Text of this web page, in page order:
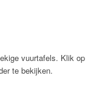
vuurtafels. Klik op
te bekijken.